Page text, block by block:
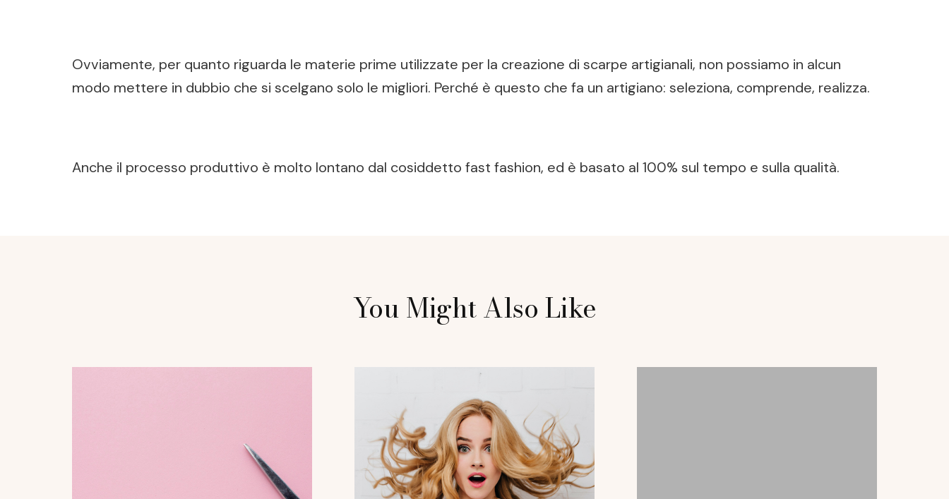
Ovviamente, per quanto riguarda le materie prime utilizzate per la creazione di scarpe artigianali, non possiamo in alcun
modo mettere in dubbio che si scelgano solo le migliori. Perché è questo che fa un artigiano: seleziona, comprende, realizza.
Anche il processo produttivo è molto lontano dal cosiddetto fast fashion, ed è basato al 100% sul tempo e sulla qualità.
You Might Also Like